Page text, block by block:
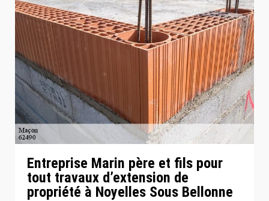
Entreprise Marin père et fils pour
tout travaux d’extension de
propriété à Noyelles Sous Bellonne